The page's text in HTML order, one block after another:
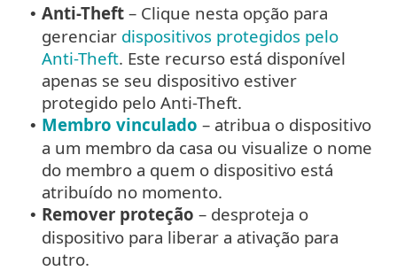
• Anti-Theft – Clique nesta opção para
gerenciar dispositivos protegidos pelo
Anti-Theft. Este recurso está disponível
apenas se seu dispositivo estiver
protegido pelo Anti-Theft.
• Membro vinculado – atribua o dispositivo
a um membro da casa ou visualize o nome
do membro a quem o dispositivo está
atribuído no momento.
• Remover proteção – desproteja o
dispositivo para liberar a ativação para
outro.